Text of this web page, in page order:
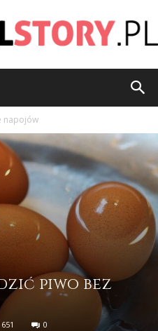
napojów
piwo bez
651 0